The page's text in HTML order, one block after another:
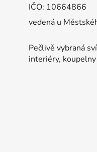
IČO: 10664866
vedená u
Pečlivě vybraná
interiéry,